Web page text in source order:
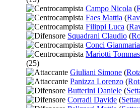
Campo Nicola (
Faes Mattia (
Filippi Luca (
Squadrani Claudio (
Conci Gianmaria
Mariotti
(25)
Giuliani Simone (
Panizza Lorenzo (
Butterini Daniele (
Corradi Davide (